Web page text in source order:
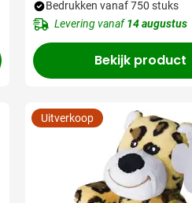
Bedrukken vanaf 750 stuks
Levering vanaf14 augustus
Bekijk product
Uitverkoop